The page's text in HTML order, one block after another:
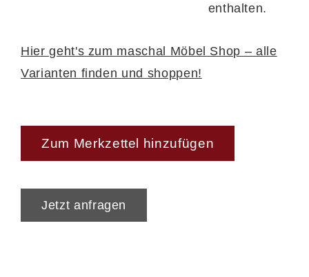
enthalten.
Hier geht's zum maschal Möbel Shop – alle
Varianten finden und shoppen!
Zum Merkzettel hinzufügen
Jetzt anfragen